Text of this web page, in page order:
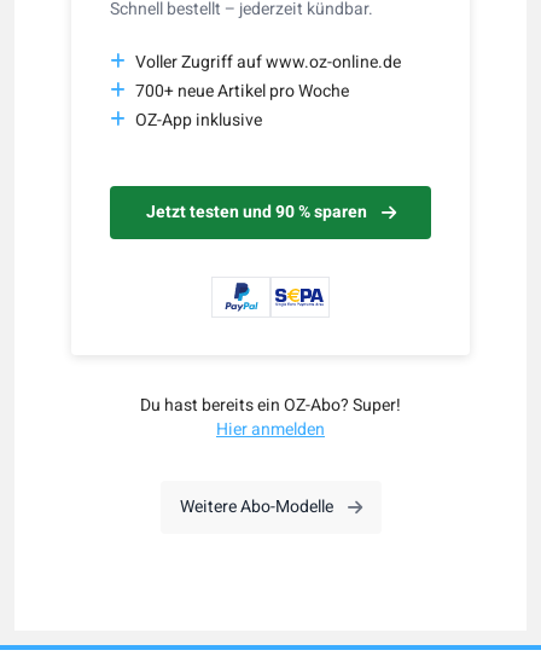
Schnell bestellt – jederzeit kündbar.
Voller Zugriff auf www.oz-online.de
700+ neue Artikel pro Woche
OZ-App inklusive
Jetzt testen und 90 % sparen
Du hast bereits ein OZ-Abo? Super!
Hier anmelden
Weitere Abo-Modelle